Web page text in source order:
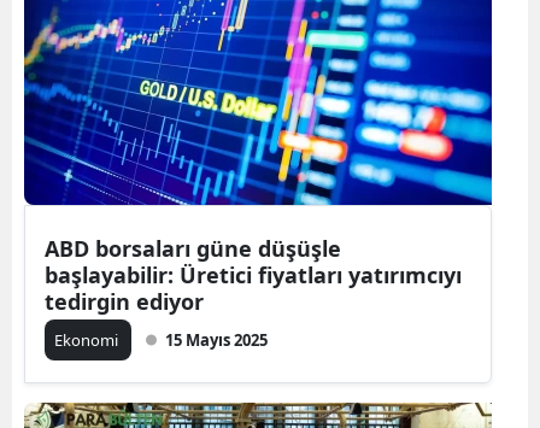
ABD borsaları güne düşüşle
başlayabilir: Üretici fiyatları yatırımcıyı
tedirgin ediyor
Ekonomi 15 Mayıs 2025